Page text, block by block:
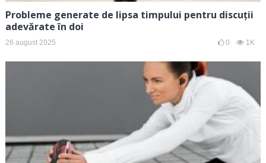
Probleme generate de lipsa timpului pentru discuții
adevărate în doi
26 august 2025 0 1K